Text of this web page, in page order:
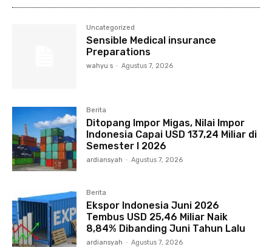
Uncategorized
Sensible Medical insurance
Preparations
wahyu s - Agustus 7, 2026
Berita
Ditopang Impor Migas, Nilai Impor
Indonesia Capai USD 137,24 Miliar di
Semester I 2026
ardiansyah - Agustus 7, 2026
Berita
Ekspor Indonesia Juni 2026
Tembus USD 25,46 Miliar Naik
8,84% Dibanding Juni Tahun Lalu
ardiansyah - Agustus 7, 2026